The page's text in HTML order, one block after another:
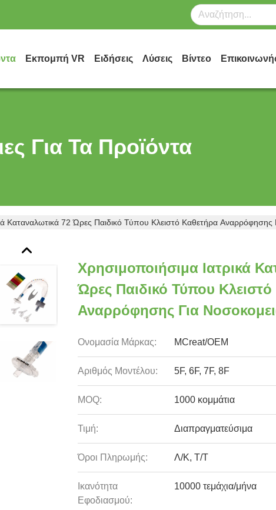
Εκπομπή VR Ειδήσεις Λύσεις Βίντεο
Για Τα Προϊόντα
Καταναλωτικά 72 Ώρες Παιδικό Τύπου Κλειστό Καθετήρα
Χρησιμοποιήσιμα Ιατρικά
Ώρες Παιδικό Τύπου
Αναρρόφησης Για
Ονομασία Μάρκας: MCreat/OEM
Αριθμός Μοντέλου: 5F, 6F, 7F, 8F
MOQ: 1000 κομμάτια
Τιμή: Διαπραγματεύσιμα
Όροι Πληρωμής: Λ/Κ, Τ/Τ
Ικανότητα
Εφοδιασμού:
10000 τεμάχια/μήνα